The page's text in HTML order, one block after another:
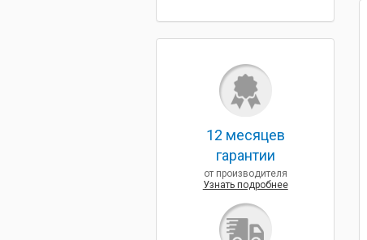
12 месяцев
гарантии
от производителя
Узнать подробнее